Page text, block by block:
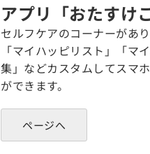
アプリ「おたすけ
セルフケアのコーナーがあり
「マイハッピリスト」「マ
集」などカスタムしてスマ
ができます。
ページへ